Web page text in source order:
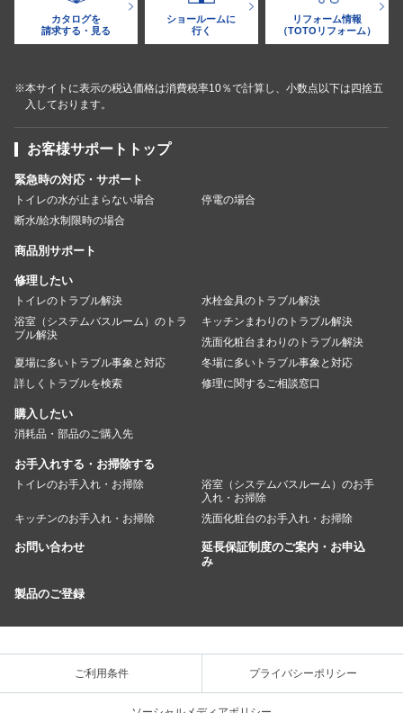
カタログを
請求する・見る
ショールームに
行く
リフォーム情報
（TOTOリフォーム）
※本サイトに表示の税込価格は消費税率10％で計算し、小数点以下は四捨五
入しております。
お客様サポートトップ
緊急時の対応・サポート
トイレの水が止まらない場合
停電の場合
断水/給水制限時の場合
商品別サポート
修理したい
トイレのトラブル解決
水栓金具のトラブル解決
浴室（システムバスルーム）のトラ
ブル解決
キッチンまわりのトラブル解決
洗面化粧台まわりのトラブル解決
夏場に多いトラブル事象と対応
冬場に多いトラブル事象と対応
詳しくトラブルを検索
修理に関するご相談窓口
購入したい
消耗品・部品のご購入先
お手入れする・お掃除する
トイレのお手入れ・お掃除
浴室（システムバスルーム）のお手
入れ・お掃除
キッチンのお手入れ・お掃除
洗面化粧台のお手入れ・お掃除
お問い合わせ
延長保証制度のご案内・お申込
み
製品のご登録
ご利用条件 プライバシーポリシー